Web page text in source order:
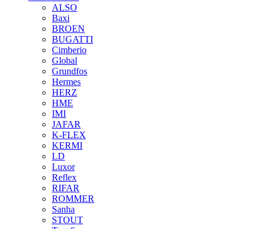
ALSO
Baxi
BROEN
BUGATTI
Cimberio
Global
Grundfos
Hermes
HERZ
HME
IMI
JAFAR
K-FLEX
KERMI
LD
Luxor
Reflex
RIFAR
ROMMER
Sanha
STOUT